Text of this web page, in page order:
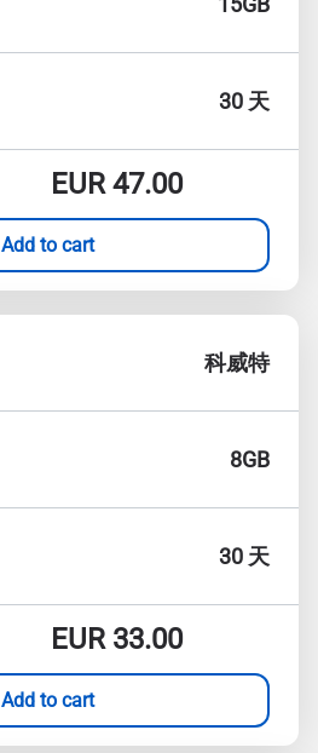
30 天
EUR47.00
Add to cart
科威特
8GB
30 天
EUR33.00
Add to cart